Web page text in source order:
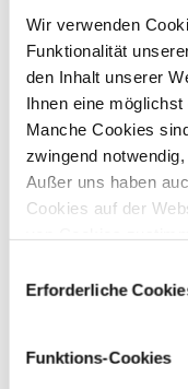
Wir verwenden
Funktionalität
den Inhalt unserer
Ihnen eine
Manche Cookies
zwingend
Außer uns haben
Cookies auf der
über den Link „
Erforderliche
Funktions-Cookies
Material